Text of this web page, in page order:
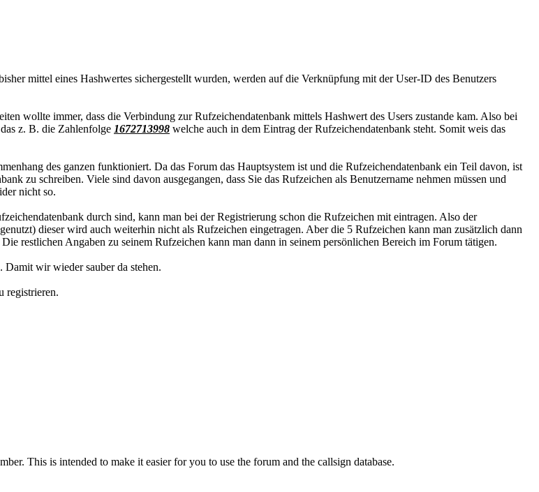
mittel eines Hashwertes sichergestellt wurden, werden auf die Verknüpfung mit der User-ID des Benutzers
wollte immer, dass die Verbindung zur Rufzeichendatenbank mittels Hashwert des Users zustande kam. Also bei
z. B. die Zahlenfolge 1672713998 welche auch in dem Eintrag der Rufzeichendatenbank steht. Somit weis das
des ganzen funktioniert. Da das Forum das Hauptsystem ist und die Rufzeichendatenbank ein Teil davon, ist
zu schreiben. Viele sind davon ausgegangen, dass Sie das Rufzeichen als Benutzername nehmen müssen und
nicht so.
durch sind, kann man bei der Registrierung schon die Rufzeichen mit eintragen. Also der
dieser wird auch weiterhin nicht als Rufzeichen eingetragen. Aber die 5 Rufzeichen kann man zusätzlich dann
restlichen Angaben zu seinem Rufzeichen kann man dann in seinem persönlichen Bereich im Forum tätigen.
Damit wir wieder sauber da stehen.
registrieren.
This is intended to make it easier for you to use the forum and the callsign database.